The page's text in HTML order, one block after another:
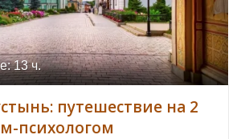
13 ч.
путешествие на 2
психологом